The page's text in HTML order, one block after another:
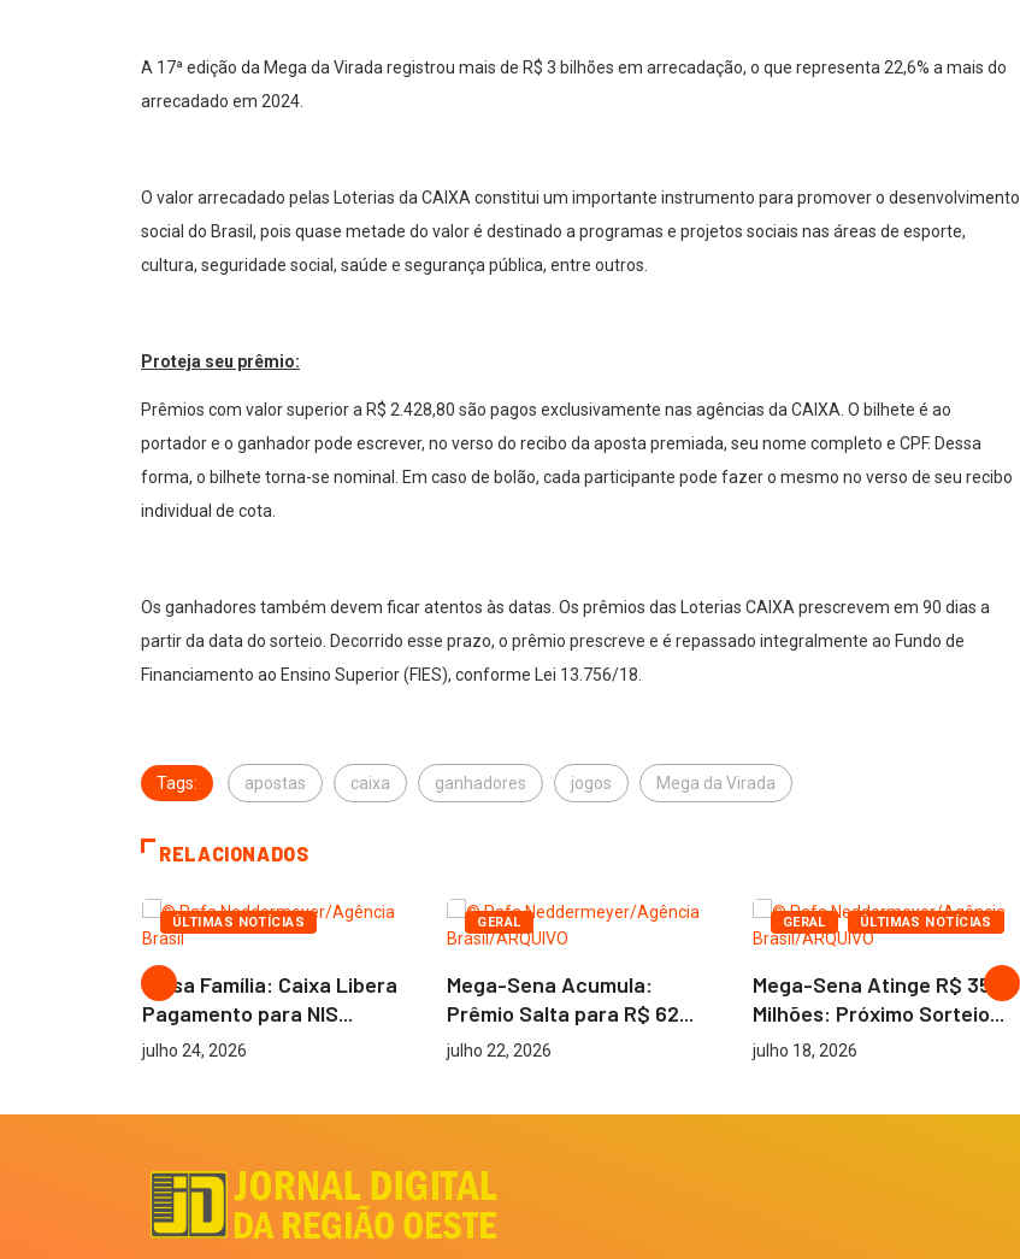
A 17ª edição da Mega da Virada registrou mais de R$ 3 bilhões em arrecadação, o que representa 22,6% a mais do
arrecadado em 2024.
O valor arrecadado pelas Loterias da CAIXA constitui um importante instrumento para promover o desenvolvimento
social do Brasil, pois quase metade do valor é destinado a programas e projetos sociais nas áreas de esporte,
cultura, seguridade social, saúde e segurança pública, entre outros.
Proteja seu prêmio:
Prêmios com valor superior a R$ 2.428,80 são pagos exclusivamente nas agências da CAIXA. O bilhete é ao
portador e o ganhador pode escrever, no verso do recibo da aposta premiada, seu nome completo e CPF. Dessa
forma, o bilhete torna-se nominal. Em caso de bolão, cada participante pode fazer o mesmo no verso de seu recibo
individual de cota.
Os ganhadores também devem ficar atentos às datas. Os prêmios das Loterias CAIXA prescrevem em 90 dias a
partir da data do sorteio. Decorrido esse prazo, o prêmio prescreve e é repassado integralmente ao Fundo de
Financiamento ao Ensino Superior (FIES), conforme Lei 13.756/18.
Tags: apostas caixa ganhadores jogos Mega da Virada
RELACIONADOS
ÚLTIMAS NOTÍCIAS
Bolsa Família: Caixa Libera
Pagamento para NIS...
julho 24, 2026
GERAL
Mega-Sena Acumula:
Prêmio Salta para R$ 62...
julho 22, 2026
GERAL ÚLTIMAS NOTÍCIAS
Mega-Sena Atinge R$ 35
Milhões: Próximo Sorteio...
julho 18, 2026